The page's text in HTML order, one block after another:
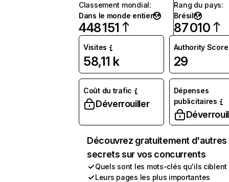
Classement mondial:
Dans le monde entier
448 151
Rang du pays:
Brésil
87 010
Visites
58,11 k
Authority Score
29
Coût du trafic
Déverrouiller
Dépenses
publicitaires
Découvrez gratuitement d'autres
secrets sur vos concurrents
Quels sont les mots-clés qu'ils ciblent
Leurs pages les plus importantes